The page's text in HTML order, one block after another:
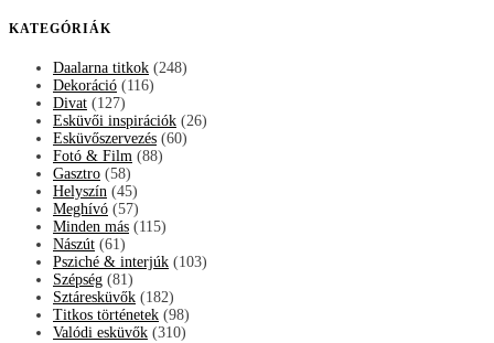
KATEGÓRIÁK
Daalarna titkok (248)
Dekoráció (116)
Divat (127)
Esküvői inspirációk (26)
Esküvőszervezés (60)
Fotó & Film (88)
Gasztro (58)
Helyszín (45)
Meghívó (57)
Minden más (115)
Nászút (61)
Psziché & interjúk (103)
Szépség (81)
Sztáresküvők (182)
Titkos történetek (98)
Valódi esküvők (310)